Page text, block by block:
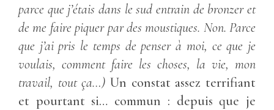
parce que j’étais dans le sud entrain de bronzer et
de me faire piquer par des moustiques. Non. Parce
que j’ai pris le temps de penser à moi, ce que je
voulais, comment faire les choses, la vie, mon
travail, tout ça…) Un constat assez terrifiant
et pourtant si… commun : depuis que je